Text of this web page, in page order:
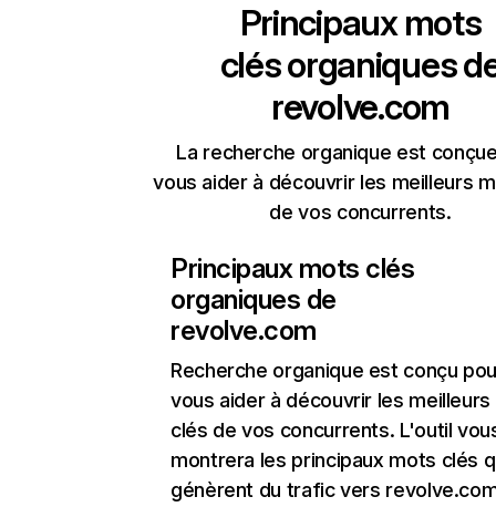
Principaux mots
clés organiques
revolve.com
La recherche organique est
vous aider à découvrir les meilleurs
de vos concurrents.
Principaux mots clés
organiques de
revolve.com
Recherche organique est conçu
vous aider à découvrir les
clés de vos concurrents. L'outil
montrera les principaux mots clés
génèrent du trafic vers